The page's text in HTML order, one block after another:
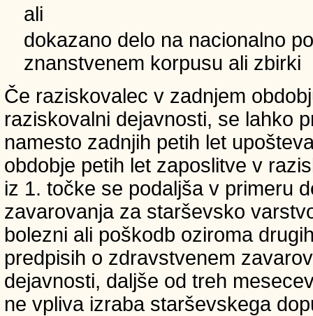
ali
dokazano delo na nacionalno
znanstvenem korpusu ali zbirki
Če raziskovalec v zadnjem
raziskovalni dejavnosti, se lahko
namesto zadnjih petih let
obdobje petih let zaposlitve v
iz 1. točke se podaljša v primeru
zavarovanja za starševsko
bolezni ali poškodb oziroma
predpisih o zdravstvenem
dejavnosti, daljše od treh
ne vpliva izraba starševskega